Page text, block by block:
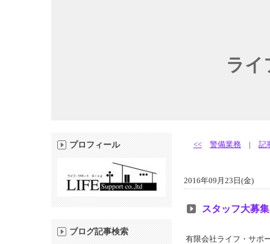
ライ
<< 警備業務 | 記
2016年09月23日(金)
スタッフ大募
有限会社ライフ・サポ
プロフィール
ブログ記事検索